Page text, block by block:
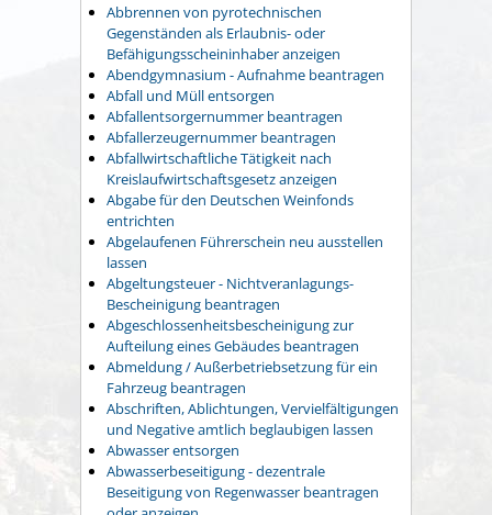
Abbrennen von pyrotechnischen
Gegenständen als Erlaubnis- oder
Befähigungsscheininhaber anzeigen
Abendgymnasium - Aufnahme beantragen
Abfall und Müll entsorgen
Abfallentsorgernummer beantragen
Abfallerzeugernummer beantragen
Abfallwirtschaftliche Tätigkeit nach
Kreislaufwirtschaftsgesetz anzeigen
Abgabe für den Deutschen Weinfonds
entrichten
Abgelaufenen Führerschein neu ausstellen
lassen
Abgeltungsteuer - Nichtveranlagungs-
Bescheinigung beantragen
Abgeschlossenheitsbescheinigung zur
Aufteilung eines Gebäudes beantragen
Abmeldung / Außerbetriebsetzung für ein
Fahrzeug beantragen
Abschriften, Ablichtungen, Vervielfältigungen
und Negative amtlich beglaubigen lassen
Abwasser entsorgen
Abwasserbeseitigung - dezentrale
Beseitigung von Regenwasser beantragen